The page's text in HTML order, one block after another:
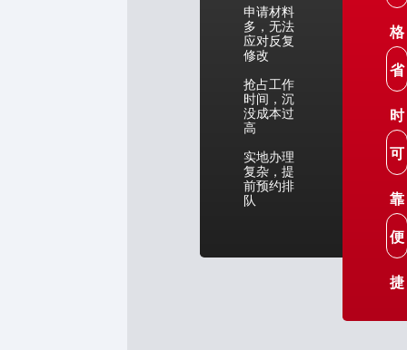
申请材料
多，无法
应对反复
修改
抢占工作
时间，沉
没成本过
高
实地办理
复杂，提
前预约排
队
格
省
时
可
靠
便
捷